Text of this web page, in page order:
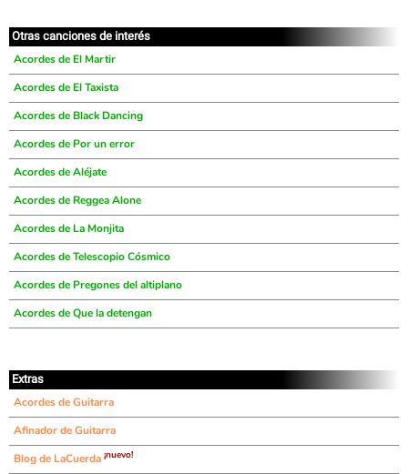
Otras canciones de interés
Acordes de El Martir
Acordes de El Taxista
Acordes de Black Dancing
Acordes de Por un error
Acordes de Aléjate
Acordes de Reggea Alone
Acordes de La Monjita
Acordes de Telescopio Cósmico
Acordes de Pregones del altiplano
Acordes de Que la detengan
Extras
Acordes de Guitarra
Afinador de Guitarra
Blog de LaCuerda ¡nuevo!